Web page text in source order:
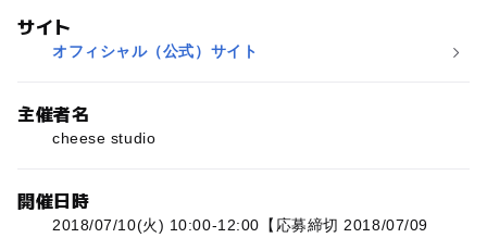
サイト
オフィシャル（公式）サイト
主催者名
cheese studio
開催日時
2018/07/10(火) 10:00-12:00【応募締切 2018/07/09